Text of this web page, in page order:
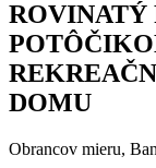
ROVINATÝ
DOMU
Obrancov mieru,